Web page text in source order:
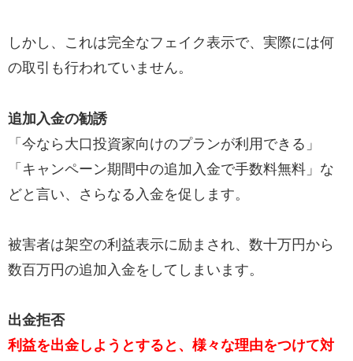
しかし、これは完全なフェイク表示で、実際には何
の取引も行われていません。
追加入金の勧誘
「今なら大口投資家向けのプランが利用できる」
「キャンペーン期間中の追加入金で手数料無料」な
どと言い、さらなる入金を促します。
被害者は架空の利益表示に励まされ、数十万円から
数百万円の追加入金をしてしまいます。
出金拒否
利益を出金しようとすると、様々な理由をつけて対